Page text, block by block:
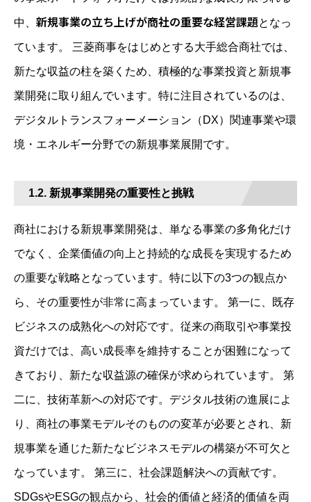
中、 新規事業の立ち上げが商社の重要な経営課題となっ
ています。 三菱商事をはじめとする大手総合商社では、
新たな収益の柱を築くため、積極的な事業投資と新規事
業開発に取り組んでいます。特に注目されているのは、
デジタルトランスフォーメーション（DX）関連事業や環
境・エネルギー分野での新規事業展開です。
1.2. 新規事業開発の重要性と挑戦
商社における新規事業開発は、単なる事業の多角化だけ
でなく、企業価値の向上と持続的な成長を実現するため
の重要な戦略となっています。特に以下の3つの観点か
ら、その重要性が非常に高まっています。 第一に、既存
ビジネスの成熟化への対応です。従来の商取引や事業投
資だけでは、高い成長率を維持することが困難になって
きており、新たな収益源の確保が求められています。 第
二に、技術革新への対応です。デジタル技術の進展によ
り、商社の事業モデルそのものの変革が必要とされ、新
規事業を通じた新たなビジネスモデルの構築が不可欠と
なっています。 第三に、社会課題解決への貢献です。
SDGsやESGの観点から、社会的価値と経済的価値を両